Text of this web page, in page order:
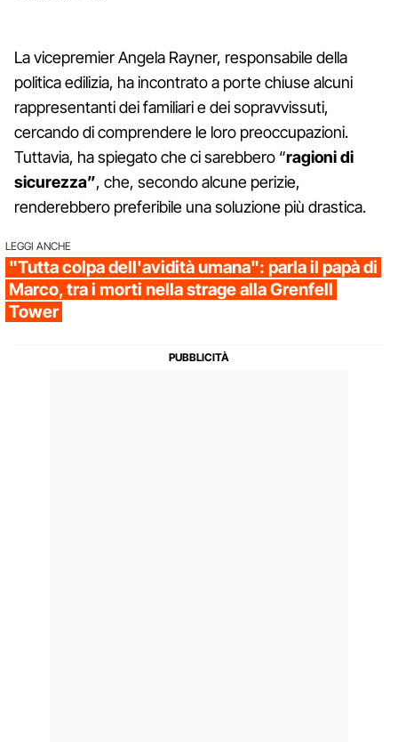
La vicepremier Angela Rayner, responsabile della
politica edilizia, ha incontrato a porte chiuse alcuni
rappresentanti dei familiari e dei sopravvissuti,
cercando di comprendere le loro preoccupazioni.
Tuttavia, ha spiegato che ci sarebbero “ragioni di
sicurezza”, che, secondo alcune perizie,
renderebbero preferibile una soluzione più drastica.
LEGGI ANCHE
"Tutta colpa dell'avidità umana": parla il papà di
Marco, tra i morti nella strage alla Grenfell
Tower